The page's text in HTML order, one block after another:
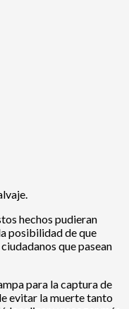
hechos pudieran
posibilidad de que
que pasean
para la captura de
evitar la muerte tanto